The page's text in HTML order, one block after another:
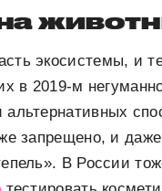
экосистемы, и
в 2019-м
запрещено, и
В России